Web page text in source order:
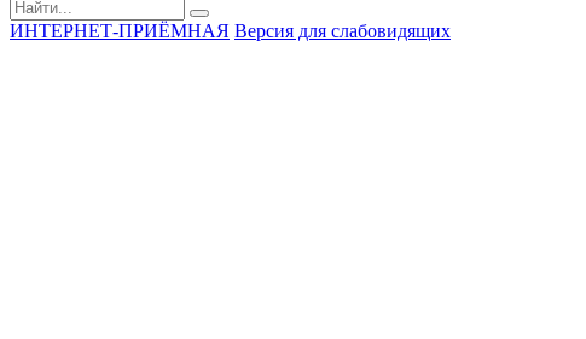
ИНТЕРНЕТ-ПРИЁМНАЯ Версия для слабовидящих